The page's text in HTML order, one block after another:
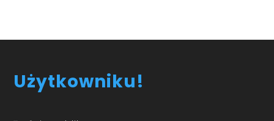
Użytkowniku!